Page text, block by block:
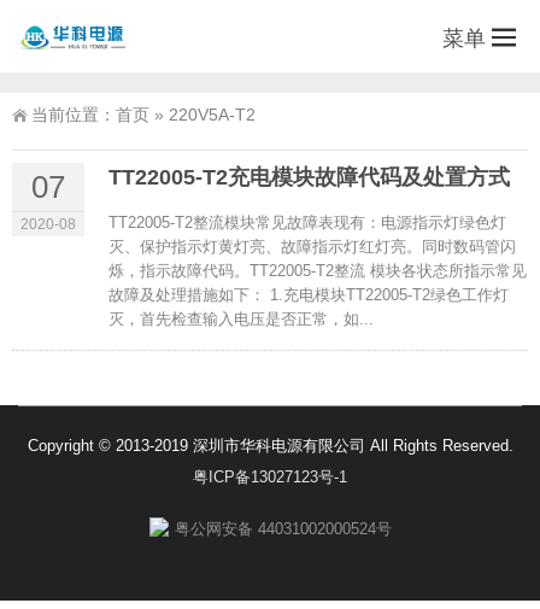
菜单
当前位置： 首页 » 220V5A-T2
07
2020-08
TT22005-T2充电模块故障代码及处置方式
TT22005-T2整流模块常见故障表现有：电源指示灯绿色灯
灭、保护指示灯黄灯亮、故障指示灯红灯亮。同时数码管闪
烁，指示故障代码。TT22005-T2整流 模块各状态所指示常见
故障及处理措施如下： 1.充电模块TT22005-T2绿色工作灯
灭，首先检查输入电压是否正常，如...
Copyright © 2013-2019 深圳市华科电源有限公司 All Rights Reserved.
粤ICP备13027123号-1
粤公网安备 44031002000524号